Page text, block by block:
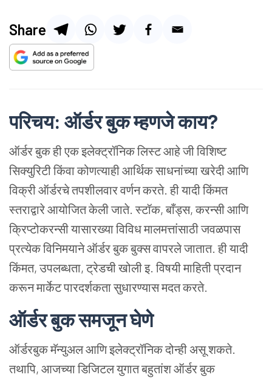
Share
परिचय: ऑर्डरबुकम्हणजेकाय?
ऑर्डरबुकहीएकइलेक्ट्रॉनिकलिस्टआहेजीविशिष्ट
सिक्युरिटीकिंवाकोणत्याहीआर्थिकसाधनांच्याखरेदीआणि
विक्रीऑर्डरचेतपशीलवारवर्णनकरते. हीयादीकिंमत
स्तराद्वारेआयोजितकेलीजाते. स्टॉक, बाँड्स, करन्सीआणि
क्रिप्टोकरन्सीयासारख्याविविधमालमत्तांसाठीजवळपास
प्रत्येकविनिमयानेऑर्डरबुकबुक्सवापरलेजातात. हीयादी
किंमत, उपलब्धता, ट्रेडचीखोलीइ. विषयीमाहितीप्रदान
करूनमार्केटपारदर्शकतासुधारण्यासमदतकरते.
ऑर्डरबुकसमजूनघेणे
ऑर्डरबुकमॅन्युअलआणिइलेक्ट्रॉनिकदोन्हीअसूशकते.
तथापि, आजच्याडिजिटलयुगातबहुतांशऑर्डरबुक